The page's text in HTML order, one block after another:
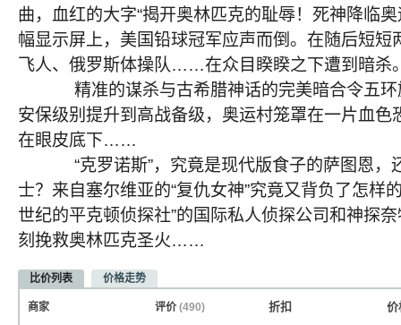
曲，血红的大字“揭开奥林匹克的耻辱！死神降临
幅显示屏上，美国铅球冠军应声而倒。在随后短短
飞人、俄罗斯体操队……在众目睽睽之下遭到暗杀
精准的谋杀与古希腊神话的完美暗合令五环
安保级别提升到高战备级，奥运村笼罩在一片血色
在眼皮底下……
“克罗诺斯”，究竟是现代版食子的萨图恩，
士？来自塞尔维亚的“复仇女神”究竟又背负了怎样
世纪的平克顿侦探社”的国际私人侦探公司和神探
刻挽救奥林匹克圣火……
比价列表 价格走势
商家 评价 (490) 折扣 价